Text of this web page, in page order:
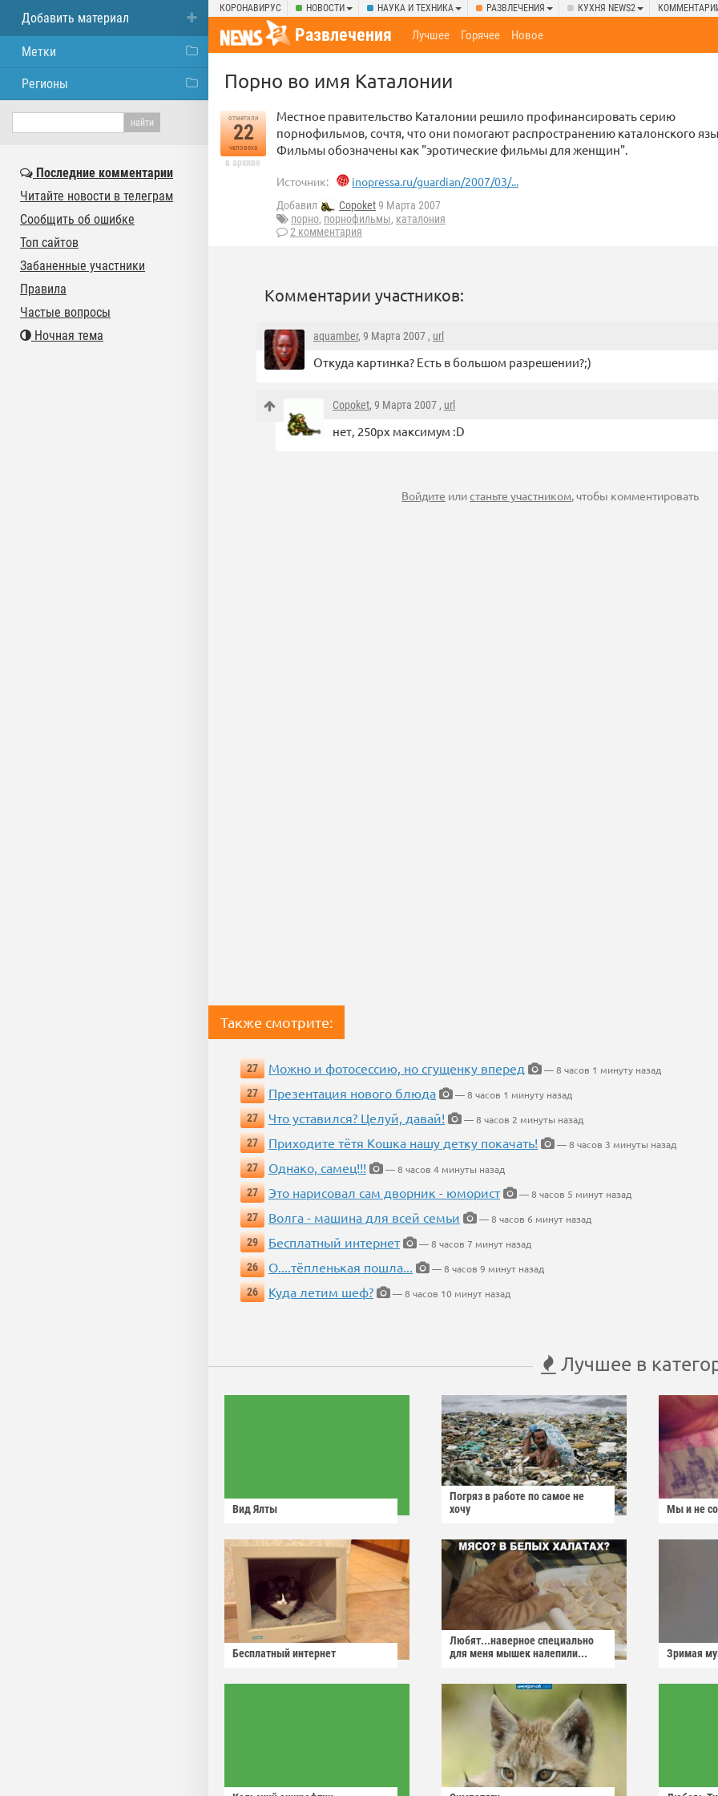
КОРОНАВИРУС НОВОСТИ НАУКА И ТЕХНИКА РАЗВЛЕЧЕНИЯ КУХНЯ NEWS2
Развлечения Лучшее Горячее Новое
Порно во имя Каталонии
отметили
22
человека
в архиве
Местное правительство Каталонии решило профинансировать серию
порнофильмов, сочтя, что они помогают распространению каталонского
Фильмы обозначены как "эротические фильмы для женщин".
Источник: inopressa.ru/guardian/2007/03/...
Добавил Copoket9 Марта 2007
порно, порнофильмы, каталония
2 комментария
Комментарии участников:
aquamber, 9 Марта 2007 , url
Откуда картинка? Есть в большом разрешении?;)
Copoket, 9 Марта 2007 , url
нет, 250px максимум :D
Войдите илистаньте участником, чтобы комментировать
Также смотрите:
27 Можно и фотосессию, но сгущенку вперед
— 8 часов 1 минуту назад
27
Презентация нового блюда
— 8 часов 1 минуту назад
27
Что уставился? Целуй, давай!
— 8 часов 2 минуты назад
27
Приходите тётя Кошка нашу детку покачать!
— 8 часов 3 минуты назад
27
Однако, самец!!!
— 8 часов 4 минуты назад
27
Это нарисовал сам дворник - юморист
— 8 часов 5 минут назад
27
Волга - машина для всей семьи
— 8 часов 6 минут назад
29
Бесплатный интернет
— 8 часов 7 минут назад
26
О....тёпленькая пошла...
— 8 часов 9 минут назад
26
Куда летим шеф? — 8 часов 10 минут назад
Лучшее в
Вид Ялты
Погряз в работе по самое не
хочу
Мы и не
Бесплатный интернет
Любят...наверное специально
для меня мышек налепили...
Зримая
Добавить материал
Метки
Регионы
Последние комментарии
Читайте новости в телеграм
Сообщить об ошибке
Топ сайтов
Забаненные участники
Правила
Частые вопросы
Ночная тема